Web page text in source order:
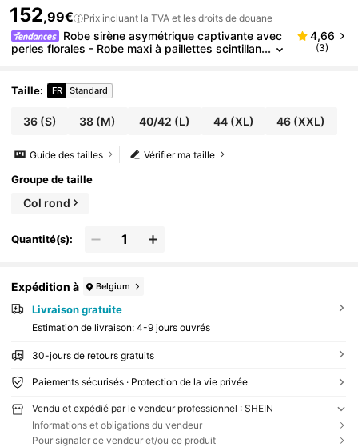
152,99€ Prix incluant la TVA et les droits de douane
Robe sirène asymétrique captivante avec
perles florales - Robe maxi à paillettes scintillan
4,66
(3)
Taille: FR Standard
36(S) 38 (M) 40/42 (L) 44(XL) 46 (XXL)
Vérifier ma taille
Guide des tailles
Groupe de taille
Col rond
Quantité(s):
Expédition à Belgium
Livraison gratuite
Estimation de livraison: 4-9 jours ouvrés
30-jours de retours gratuits
Paiements sécurisés · Protection de la vie privée
Vendu et expédié par le vendeur professionnel : SHEIN
Informations et obligations du vendeur
Pour signaler ce vendeur et/ou ce produit